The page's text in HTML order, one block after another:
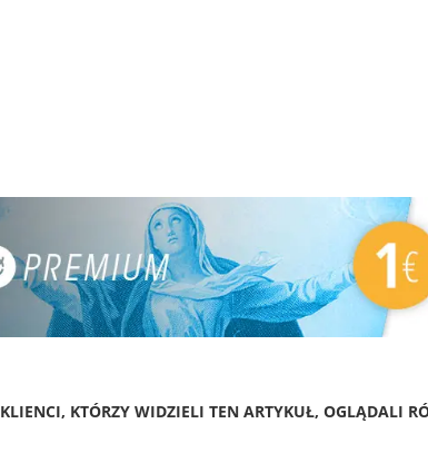
KLIENCI, KTÓRZY WIDZIELI TEN ARTYKUŁ, OGLĄDALI